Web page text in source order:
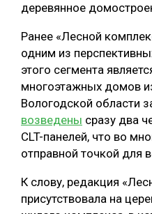
деревянное
Ранее «Лесной
одним из
этого сегмента
многоэтажных домов
Вологодской области
возведены сразу два
CLT-панелей, что во
отправной точкой для
К слову, редакция
присутствовала на